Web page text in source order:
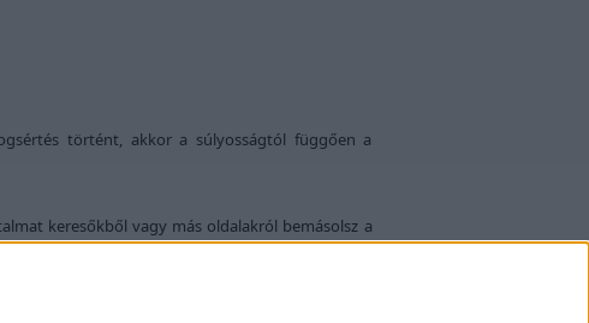
történt, akkor a súlyosságtól függően a
keresőkből vagy más oldalakról bemásolsz a